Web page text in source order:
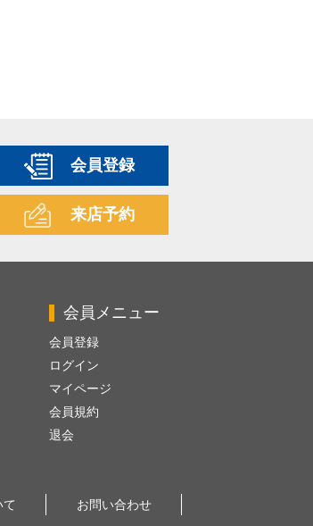
会員登録
来店予約
会員メニュー
会員登録
ログイン
マイページ
会員規約
退会
お問い合わせ